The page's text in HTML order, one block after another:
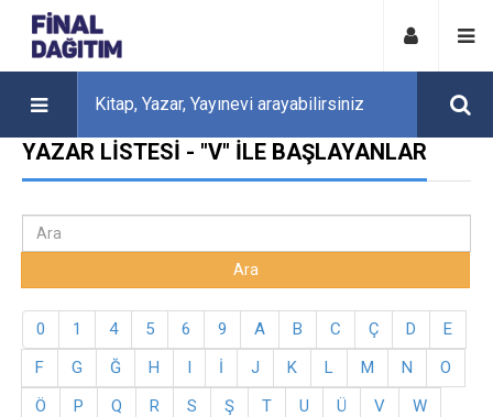
YAZAR LISTESI - "V" ILE BAŞLAYANLAR
0 1 4 5 6 9 A B C Ç D
E
F
G Ğ H I İ J K L M N
O
Ö
P Q R S Ş T U Ü V
W